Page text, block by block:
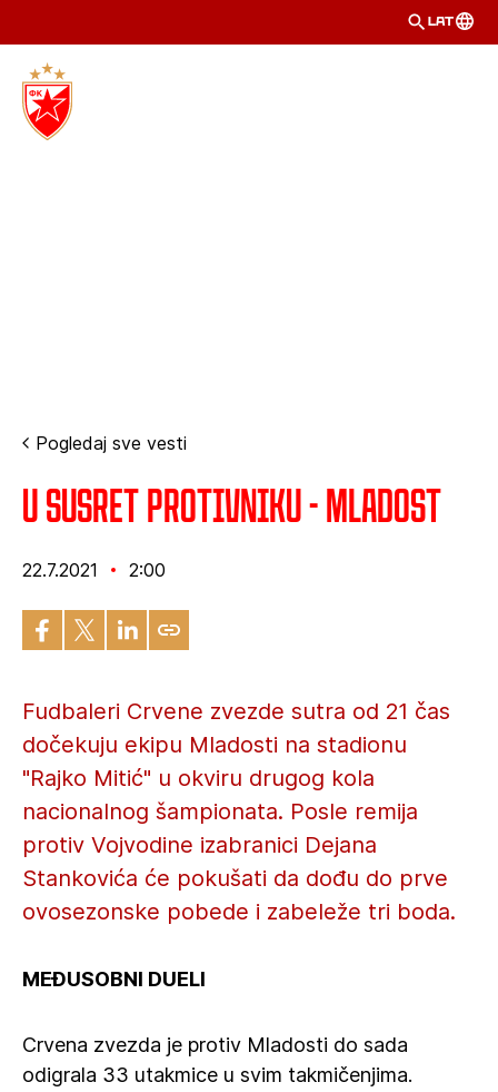
LAT
Pogledaj sve vesti
U susret protivniku - Mladost
22.7.2021 2:00
Fudbaleri Crvene zvezde sutra od 21 čas
dočekuju ekipu Mladosti na stadionu
"Rajko Mitić" u okviru drugog kola
nacionalnog šampionata. Posle remija
protiv Vojvodine izabranici Dejana
Stankovića će pokušati da dođu do prve
ovosezonske pobede i zabeleže tri boda.
MEĐUSOBNI DUELI
Crvena zvezda je protiv Mladosti do sada
odigrala 33 utakmice u svim takmičenjima.